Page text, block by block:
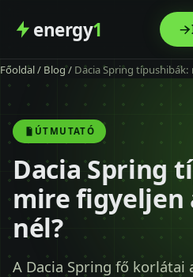
energy1
Főoldal
Szolgáltatás
Árak
Modellek
Kapcsolat
Főoldal/ Blog/ Dacia Spring típushibák:
ÚTMUTATÓ
Dacia Spring
mire figyeljen
nél?
A Dacia Spring fő korlátai